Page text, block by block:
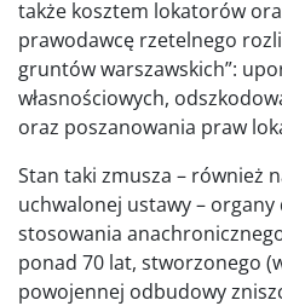
także kosztem lokatorów
prawodawcę rzetelnego
gruntów warszawskich”:
własnościowych,
oraz poszanowania praw
Stan taki zmusza – również
uchwalonej ustawy –
stosowania
ponad 70 lat, stworzonego
powojennej odbudowy